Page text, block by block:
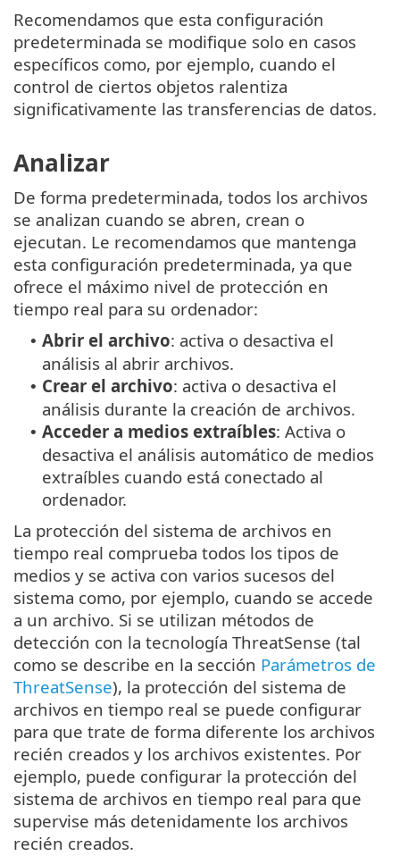
Recomendamos que esta configuración
predeterminada se modifique solo en casos
específicos como, por ejemplo, cuando el
control de ciertos objetos ralentiza
significativamente las transferencias de datos.
Analizar
De forma predeterminada, todos los archivos
se analizan cuando se abren, crean o
ejecutan. Le recomendamos que mantenga
esta configuración predeterminada, ya que
ofrece el máximo nivel de protección en
tiempo real para su ordenador:
• Abrir el archivo: activa o desactiva el
análisis al abrir archivos.
• Crear el archivo: activa o desactiva el
análisis durante la creación de archivos.
• Acceder a medios extraíbles: Activa o
desactiva el análisis automático de medios
extraíbles cuando está conectado al
ordenador.
La protección del sistema de archivos en
tiempo real comprueba todos los tipos de
medios y se activa con varios sucesos del
sistema como, por ejemplo, cuando se accede
a un archivo. Si se utilizan métodos de
detección con la tecnología ThreatSense (tal
como se describe en la sección Parámetros de
ThreatSense), la protección del sistema de
archivos en tiempo real se puede configurar
para que trate de forma diferente los archivos
recién creados y los archivos existentes. Por
ejemplo, puede configurar la protección del
sistema de archivos en tiempo real para que
supervise más detenidamente los archivos
recién creados.